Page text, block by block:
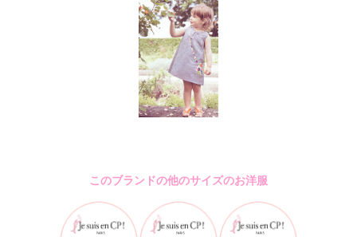
このブランドの他のサイズのお洋服